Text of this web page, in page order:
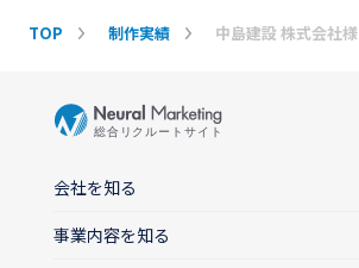
TOP 制作実績 中島建設 株式会社様
会社を知る
事業内容を知る